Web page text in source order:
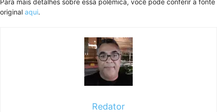
original aqui.
Redator